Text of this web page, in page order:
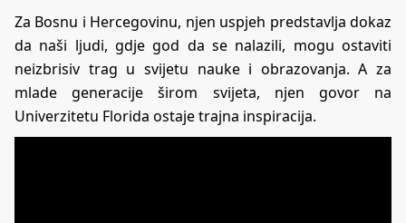
Za Bosnu i Hercegovinu, njen uspjeh predstavlja dokaz
da naši ljudi, gdje god da se nalazili, mogu ostaviti
neizbrisiv trag u svijetu nauke i obrazovanja. A za
mlade generacije širom svijeta, njen govor na
Univerzitetu Florida ostaje trajna inspiracija.